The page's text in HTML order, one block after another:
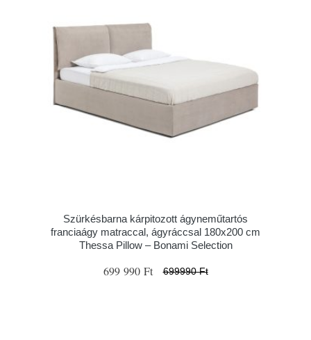
Szürkésbarna kárpitozott ágyneműtartós
franciaágy matraccal, ágyráccsal 180x200 cm
Thessa Pillow – Bonami Selection
699 990 Ft 699990 Ft